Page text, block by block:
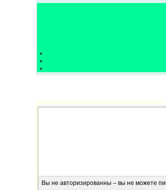
Вы не авторизированны – вы не можете